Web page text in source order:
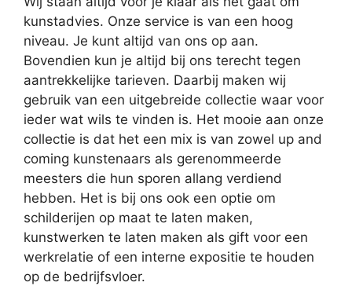
kunstadvies. Onze service is van een hoog
niveau. Je kunt altijd van ons op aan.
Bovendien kun je altijd bij ons terecht tegen
aantrekkelijke tarieven. Daarbij maken wij
gebruik van een uitgebreide collectie waar voor
ieder wat wils te vinden is. Het mooie aan onze
collectie is dat het een mix is van zowel up and
coming kunstenaars als gerenommeerde
meesters die hun sporen allang verdiend
hebben. Het is bij ons ook een optie om
schilderijen op maat te laten maken,
kunstwerken te laten maken als gift voor een
werkrelatie of een interne expositie te houden
op de bedrijfsvloer.